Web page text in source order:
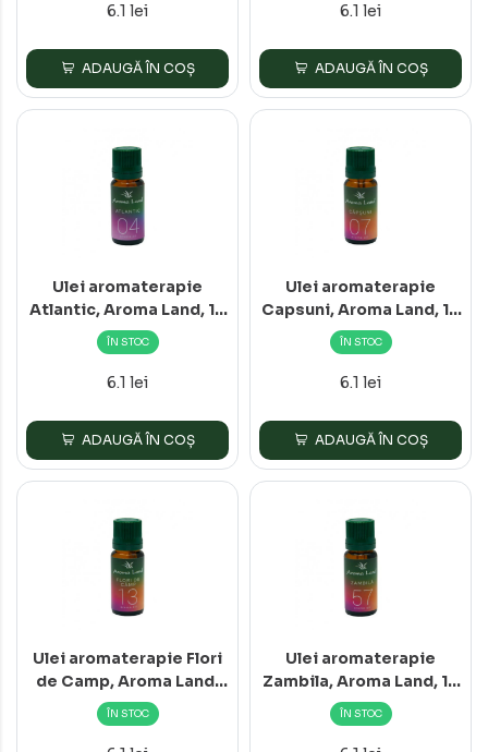
6.1 lei
ADAUGĂ ÎN COȘ
6.1 lei
ADAUGĂ ÎN COȘ
Ulei aromaterapie
Atlantic, Aroma Land, 10
ml
ÎN STOC
6.1 lei
ADAUGĂ ÎN COȘ
Ulei aromaterapie
Capsuni, Aroma Land, 10
ml
ÎN STOC
6.1 lei
ADAUGĂ ÎN COȘ
Ulei aromaterapie Flori
de Camp, Aroma Land,
10 ml
ÎN STOC
Ulei aromaterapie
Zambila, Aroma Land, 10
ml
ÎN STOC